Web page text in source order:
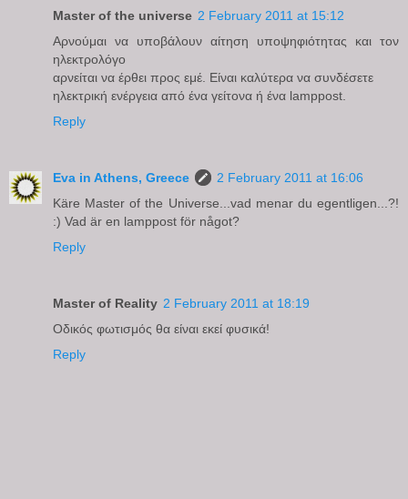
Master of the universe 2 February 2011 at 15:12
Αρνούμαι να υποβάλουν αίτηση υποψηφιότητας και τον
ηλεκτρολόγο
αρνείται να έρθει προς εμέ. Είναι καλύτερα να συνδέσετε
ηλεκτρική ενέργεια από ένα γείτονα ή ένα lamppost.
Reply
Eva in Athens, Greece
2 February 2011 at 16:06
Käre Master of the Universe...vad menar du egentligen...?!
:) Vad är en lamppost för något?
Reply
Master of Reality 2 February 2011 at 18:19
Οδικός φωτισμός θα είναι εκεί φυσικά!
Reply